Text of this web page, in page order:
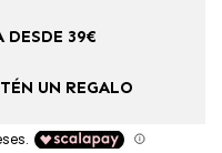
DESDE 39€
UN REGALO